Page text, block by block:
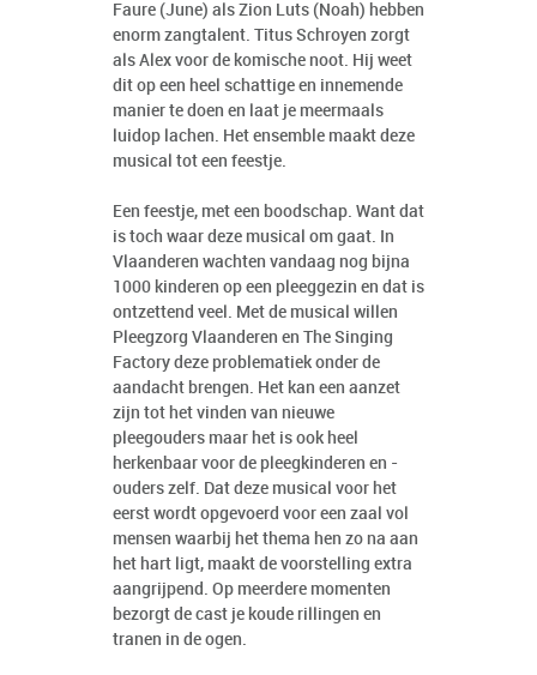
Faure (June) als Zion Luts (Noah) hebben
enorm zangtalent. Titus Schroyen zorgt
als Alex voor de komische noot. Hij weet
dit op een heel schattige en innemende
manier te doen en laat je meermaals
luidop lachen. Het ensemble maakt deze
musical tot een feestje.
Een feestje, met een boodschap. Want dat
is toch waar deze musical om gaat. In
Vlaanderen wachten vandaag nog bijna
1000 kinderen op een pleeggezin en dat is
ontzettend veel. Met de musical willen
Pleegzorg Vlaanderen en The Singing
Factory deze problematiek onder de
aandacht brengen. Het kan een aanzet
zijn tot het vinden van nieuwe
pleegouders maar het is ook heel
herkenbaar voor de pleegkinderen en -
ouders zelf. Dat deze musical voor het
eerst wordt opgevoerd voor een zaal vol
mensen waarbij het thema hen zo na aan
het hart ligt, maakt de voorstelling extra
aangrijpend. Op meerdere momenten
bezorgt de cast je koude rillingen en
tranen in de ogen.